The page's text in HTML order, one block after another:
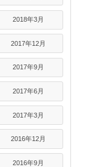
2018年3月
2017年12月
2017年9月
2017年6月
2017年3月
2016年12月
2016年9月